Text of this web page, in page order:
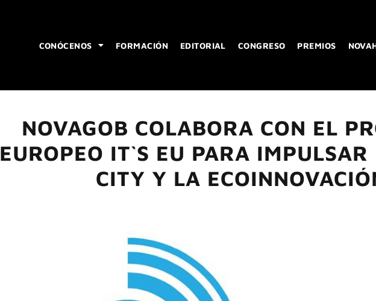
CONÓCENOS FORMACIÓN EDITORIAL CONGRESO PREMIOS
NOVAGOB COLABORA CON EL
EUROPEO IT`S EU PARA
CITY Y LA